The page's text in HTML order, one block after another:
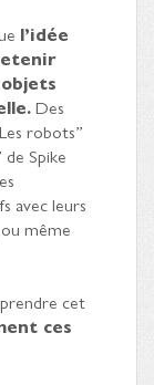
l’idée
Des
robots”
de Spike
avec leurs
même
cet
ces